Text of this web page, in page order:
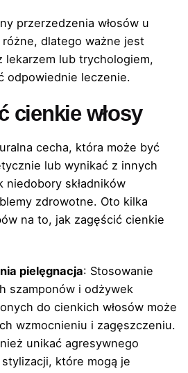
przerzedzenia włosów u
dlatego ważne jest
lekarzem lub trychologiem,
odpowiednie leczenie.
cienkie włosy
cecha, która może być
lub wynikać z innych
niedobory składników
zdrowotne. Oto kilka
na to, jak zagęścić cienkie
pielęgnacja: Stosowanie
szamponów i odżywek
do cienkich włosów może
wzmocnieniu i zagęszczeniu.
unikać agresywnego
które mogą je